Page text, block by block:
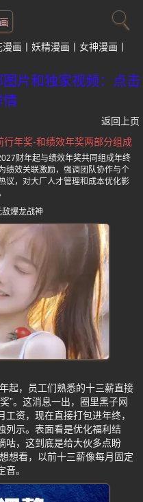
漫画 妖精漫画
女神漫画
片和独家视频：点击
情
返回上页
行年奖-和绩效年奖两部分组成
财年起与绩效年奖共同组成年终
绩效关联激励，强调团队协作与个
议，对大厂人才管理和成本优化影
敌爆龙战神
起，员工们熟悉的十三薪直接
”。这消息一出，圈里黑子网
资，现在直接打包进年终，
列示。表面看是优化福利结
咕，这到底是给大伙多点盼
想看，以前十三薪像每月固定
。